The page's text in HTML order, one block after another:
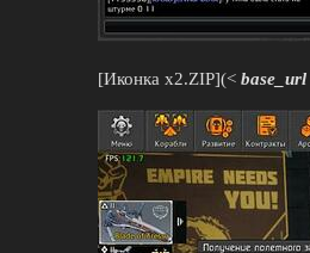
[Иконка х2.ZIP](< base_url